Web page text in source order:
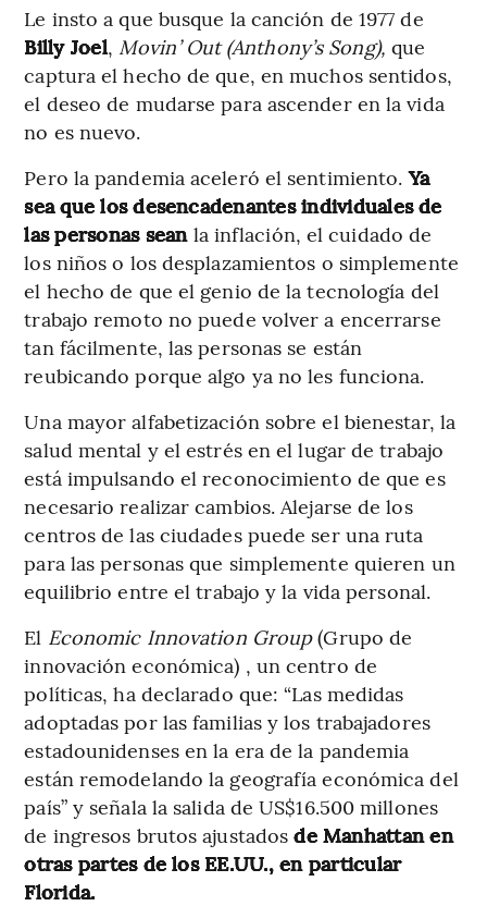
Le insto a que busque la canción de 1977 de
Billy Joel, Movin’ Out (Anthony’s Song), que
captura el hecho de que, en muchos sentidos,
el deseo de mudarse para ascender en la vida
no es nuevo.
Pero la pandemia aceleró el sentimiento. Ya
sea que los desencadenantes individuales de
las personas seanla inflación, el cuidado de
los niños o los desplazamientos o simplemente
el hecho de que el genio de la tecnología del
trabajo remoto no puede volver a encerrarse
tan fácilmente, las personas se están
reubicando porque algo ya no les funciona.
Una mayor alfabetización sobre el bienestar, la
salud mental y el estrés en el lugar de trabajo
está impulsando el reconocimiento de que es
necesario realizar cambios. Alejarse de los
centros de las ciudades puede ser una ruta
para las personas que simplemente quieren un
equilibrio entre el trabajo y la vida personal.
El Economic Innovation Group(Grupo de
innovación económica) , un centro de
políticas, ha declarado que: “Las medidas
adoptadas por las familias y los trabajadores
estadounidenses en la era de la pandemia
están remodelando la geografía económica del
país” y señala la salida de US$16.500 millones
de ingresos brutos ajustadosde Manhattan en
otras partes de los EE.UU., en particular
Florida.